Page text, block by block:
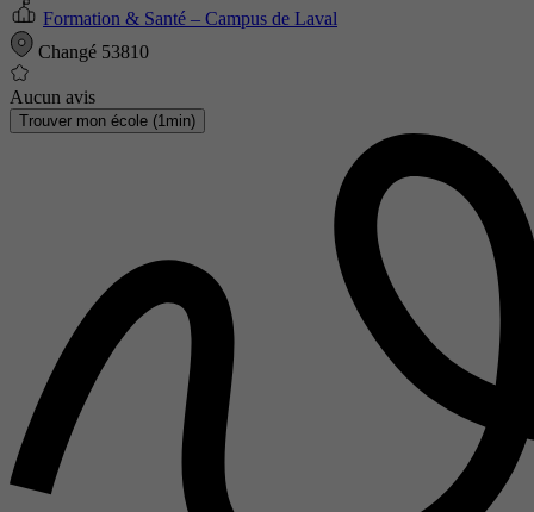
Formation & Santé – Campus de Laval
Changé 53810
Aucun avis
Trouver mon école (1min)